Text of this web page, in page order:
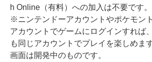
h Online（有料）への加入は不要です。
※ニンテンドーアカウントやポケモン
アカウントでゲームにログインすれば
も同じアカウントでプレイを楽しめます
画面は開発中のものです。